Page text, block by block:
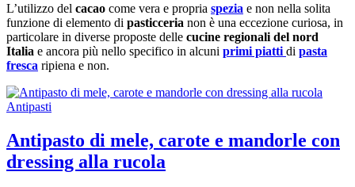
L’utilizzo del cacao come vera e propria spezia e non nella solita
funzione di elemento di pasticceria non è una eccezione curiosa, in
particolare in diverse proposte delle cucine regionali del nord
Italia e ancora più nello specifico in alcuni primi piatti di pasta
fresca ripiena e non.
Antipasti
Antipasto di mele, carote e mandorle con
dressing alla rucola